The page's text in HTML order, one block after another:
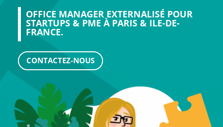
OFFICE MANAGER EXTERNALISÉ POUR
STARTUPS & PME À PARIS& ILE-DE-
FRANCE.
CONTACTEZ-NOUS